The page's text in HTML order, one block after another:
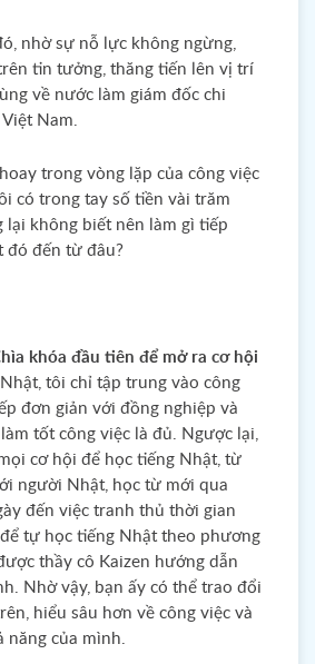
nhờ sự nỗ lực không ngừng,
tin tưởng, thăng tiến lên vị trí
về nước làm giám đốc chi
Nam.
trong vòng lặp của công việc
có trong tay số tiền vài trăm
lại không biết nên làm gì tiếp
đó đến từ đâu?
khóa đầu tiên để mở ra cơ hội
tôi chỉ tập trung vào công
đơn giản với đồng nghiệp và
tốt công việc là đủ. Ngược lại,
cơ hội để học tiếng Nhật, từ
người Nhật, học từ mới qua
đến việc tranh thủ thời gian
tự học tiếng Nhật theo phương
thầy cô Kaizen hướng dẫn
Nhờ vậy, bạn ấy có thể trao đổi
hiểu sâu hơn về công việc và
năng của mình.